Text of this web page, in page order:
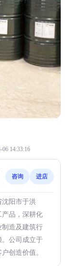
06 14:33:16
咨询 进店
沈阳市于洪
产品，深耕化
造及建筑行
。公司成立于
创造价值。